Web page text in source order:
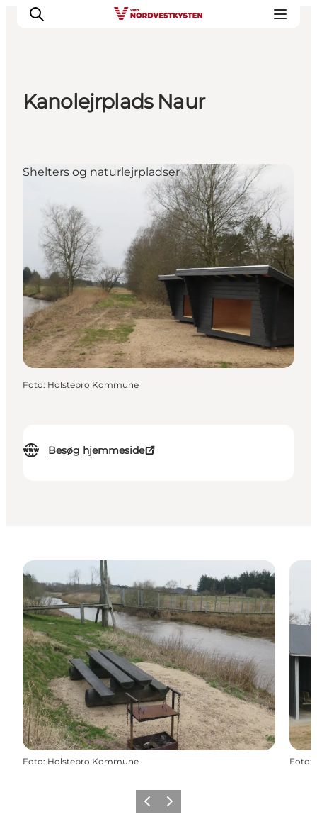
Handicapvenlig ferie
Events
Planlæg din ferie
Kanolejrplads Naur
Besøg hjemmeside
Shelters og naturlejrpladser
Foto: Holstebro Kommune
Foto: Holstebro Kommune Foto:
ForrigeNæste